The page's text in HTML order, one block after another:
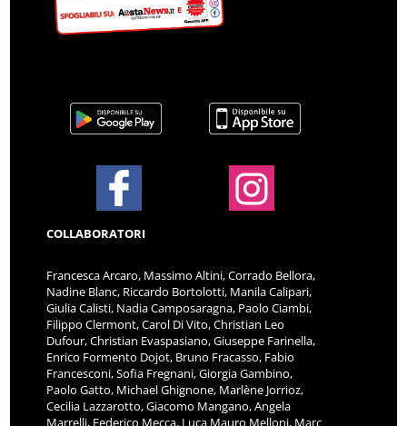
COLLABORATORI
Francesca Arcaro, Massimo Altini, Corrado Bellora,
Nadine Blanc, Riccardo Bortolotti, Manila Calipari,
Giulia Calisti, Nadia Camposaragna, Paolo Ciambi,
Filippo Clermont, Carol Di Vito, Christian Leo
Dufour, Christian Evaspasiano, Giuseppe Farinella,
Enrico Formento Dojot, Bruno Fracasso, Fabio
Francesconi, Sofia Fregnani, Giorgia Gambino,
Paolo Gatto, Michael Ghignone, Marlène Jorrioz,
Cecilia Lazzarotto, Giacomo Mangano, Angela
Marrelli, Federico Mecca, Luca Mauro Melloni, Marc